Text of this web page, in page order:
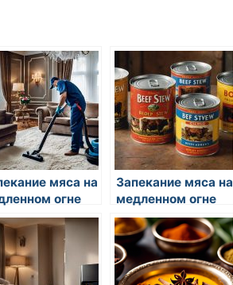
мяса на
огне
Запекание мяса на
медленном огне